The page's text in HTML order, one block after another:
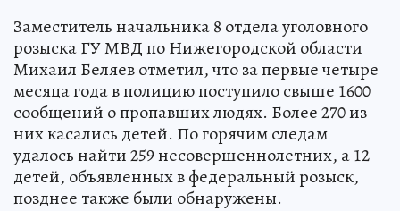
Заместитель начальника 8 отдела уголовного
розыска ГУ МВД по Нижегородской области
Михаил Беляев отметил, что за первые четыре
месяца года в полицию поступило свыше 1600
сообщений о пропавших людях. Более 270 из
них касались детей. По горячим следам
удалось найти 259 несовершеннолетних, а 12
детей, объявленных в федеральный розыск,
позднее также были обнаружены.